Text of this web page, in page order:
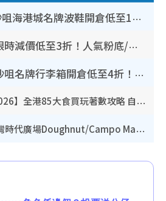
開倉優惠 | 尖沙咀海港城名牌波鞋開倉低至1折！On鞋$899起／Joy&Peace鞋履$98起
CHANEL美妝限時減價低至3折！人氣粉底/唇膏/精華液低至$275！COCO香水都有平
開倉優惠｜尖沙咀名牌行李箱開倉低至4折！一連5日 American Tourister/ace./Hallmark $200起！
【8月生日優惠2026】全港85大食買玩著數攻略 自助餐/火鍋放題同行免費＋誠品/DONKI送現金券
開倉優惠｜銅鑼灣時代廣場Doughnut/Campo Marzio開倉低至1折！背囊、書包、手袋劈價$200起